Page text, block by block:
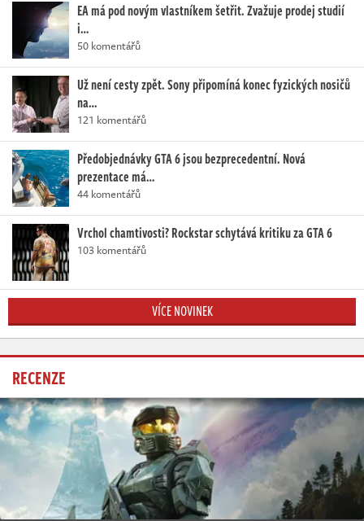
EA má pod novým vlastníkem šetřit. Zvažuje prodej studií
i…
50 komentářů
Už není cesty zpět. Sony připomíná konec fyzických nosičů
na…
121 komentářů
Předobjednávky GTA 6 jsou bezprecedentní. Nová
prezentace má…
44 komentářů
Vrchol chamtivosti? Rockstar schytává kritiku za GTA 6
103 komentářů
VÍCE NOVINEK
RECENZE